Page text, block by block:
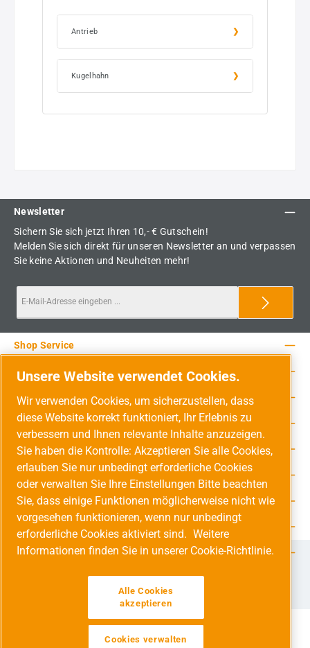
Antrieb
Kugelhahn
Newsletter
Sichern Sie sich jetzt Ihren 10,- € Gutschein!
Melden Sie sich direkt für unseren Newsletter an und verpassen
Sie keine Aktionen und Neuheiten mehr!
Service-Hotline
Shop Service
Rechtliche Hinweise
Unsere Vorteile
Versandarten
Zahlungsarten
Adresse
Umweltschutz & Partnerschaft
Jetzt auf Social Media folgen!
InstagramYouTubeLinkedIn
Alle Preise inkl. gesetzl. Mehrwertsteuer zzgl.
Unsere Website verwendet Cookies.
Wir verwenden Cookies, um sicherzustellen, dass
diese Website korrekt funktioniert, Ihr Erlebnis zu
verbessern und Ihnen relevante Inhalte anzuzeigen.
Sie haben die Kontrolle: Akzeptieren Sie alle Cookies,
erlauben Sie nur unbedingt erforderliche Cookies
oder verwalten Sie Ihre Einstellungen Bitte beachten
Sie, dass einige Funktionen möglicherweise nicht wie
vorgesehen funktionieren, wenn nur unbedingt
erforderliche Cookies aktiviert sind. Weitere
Informationen finden Sie in unserer Cookie-Richtlinie.
Alle Cookies
akzeptieren
Cookies verwalten